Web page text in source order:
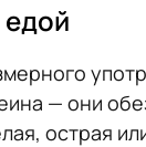
— они
острая